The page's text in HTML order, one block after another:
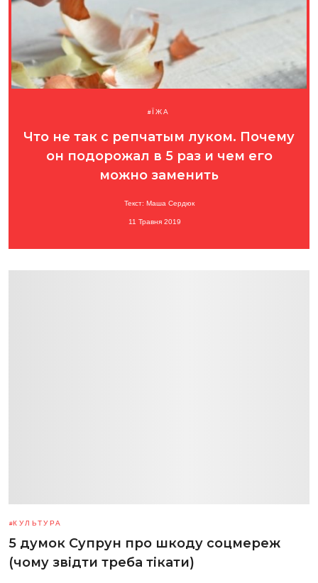
ЇЖА
Что не так с репчатым луком. Почему
он подорожал в 5 раз и чем его
можно заменить
Текст: Маша Сердюк
11 Травня 2019
КУЛЬТУРА
5 думок Супрун про шкоду соцмереж
(чому звідти треба тікати)